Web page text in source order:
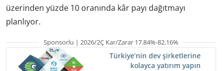
üzerinden yüzde 10 oranında kâr payı dağıtmayı
planlıyor.
Sponsorlu | 2026/2Ç Kar/Zarar 17.84%-82.16%
Türkiye’nin dev şirketlerine
kolayca yatırım yapın